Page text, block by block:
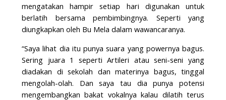
mengatakan hampir setiap hari digunakan untuk
berlatih bersama pembimbingnya. Seperti yang
diungkapkan oleh Bu Mela dalam wawancaranya.
“Saya lihat dia itu punya suara yang powernya bagus.
Sering juara 1 seperti Artileri atau seni-seni yang
diadakan di sekolah dan materinya bagus, tinggal
mengolah-olah. Dan saya tau dia punya potensi
mengembangkan bakat vokalnya kalau dilatih terus